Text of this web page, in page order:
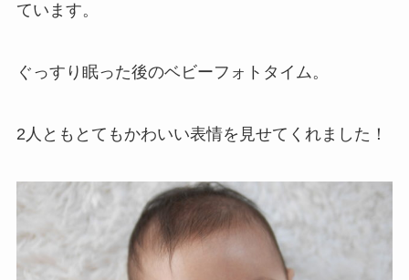
ています。
ぐっすり眠った後のベビーフォトタイム。
2人ともとてもかわいい表情を見せてくれました！